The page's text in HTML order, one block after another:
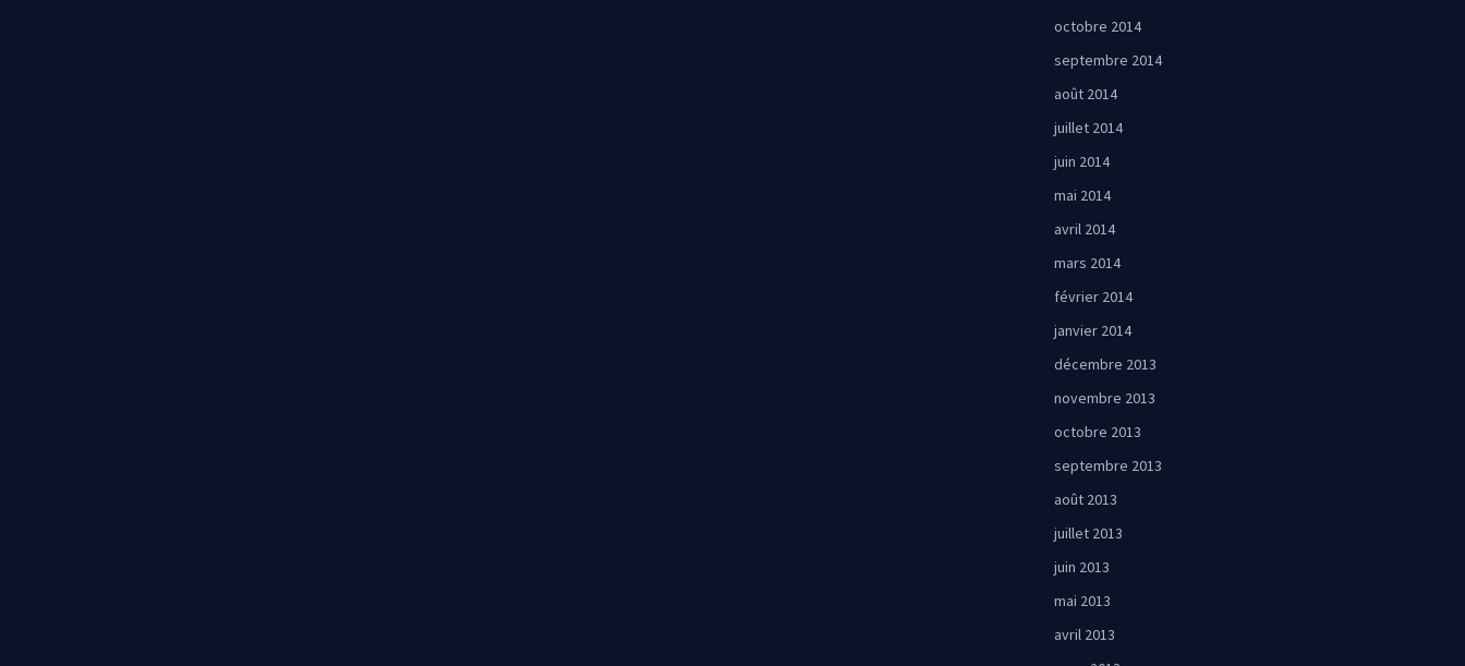
octobre 2014
septembre 2014
août 2014
juillet 2014
juin 2014
mai 2014
avril 2014
mars 2014
février 2014
janvier 2014
décembre 2013
novembre 2013
octobre 2013
septembre 2013
août 2013
juillet 2013
juin 2013
mai 2013
avril 2013